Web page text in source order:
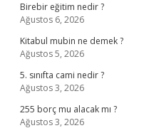
Birebir eğitim nedir ?
Ağustos 6, 2026
Kitabul mubin ne demek ?
Ağustos 5, 2026
5. sınıfta cami nedir ?
Ağustos 3, 2026
255 borç mu alacak mı ?
Ağustos 3, 2026